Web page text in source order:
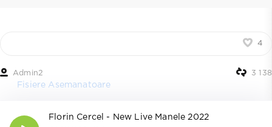
4
Admin2 3 138
Fisiere Asemanatoare
Florin Cercel - New Live Manele 2022